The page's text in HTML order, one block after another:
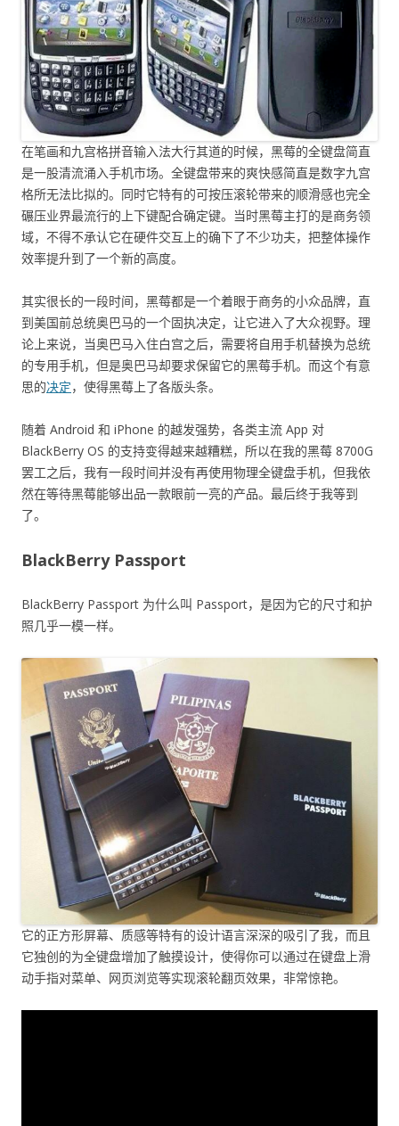
在笔画和九宫格拼音输入法大行其道的时候，黑莓的全键盘简直
是一股清流涌入手机市场。全键盘带来的爽快感简直是数字九宫
格所无法比拟的。同时它特有的可按压滚轮带来的顺滑感也完全
碾压业界最流行的上下键配合确定键。当时黑莓主打的是商务领
域，不得不承认它在硬件交互上的确下了不少功夫，把整体操作
效率提升到了一个新的高度。
其实很长的一段时间，黑莓都是一个着眼于商务的小众品牌，直
到美国前总统奥巴马的一个固执决定，让它进入了大众视野。理
论上来说，当奥巴马入住白宫之后，需要将自用手机替换为总统
的专用手机，但是奥巴马却要求保留它的黑莓手机。而这个有意
思的决定，使得黑莓上了各版头条。
随着 Android 和 iPhone 的越发强势，各类主流 App 对
BlackBerry OS 的支持变得越来越糟糕，所以在我的黑莓 8700G
罢工之后，我有一段时间并没有再使用物理全键盘手机，但我依
然在等待黑莓能够出品一款眼前一亮的产品。最后终于我等到
了。
BlackBerry Passport
BlackBerry Passport 为什么叫 Passport，是因为它的尺寸和护
照几乎一模一样。
它的正方形屏幕、质感等特有的设计语言深深的吸引了我，而且
它独创的为全键盘增加了触摸设计，使得你可以通过在键盘上滑
动手指对菜单、网页浏览等实现滚轮翻页效果，非常惊艳。